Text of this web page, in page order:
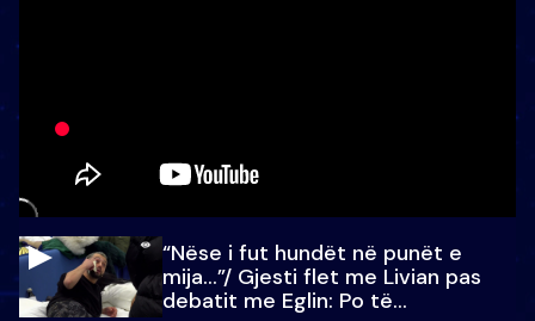
“Nëse i fut hundët në punët e
mija…”/ Gjesti flet me Livian pas
debatit me Eglin: Po të